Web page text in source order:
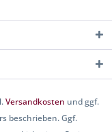
Versandkosten und ggf.
beschrieben. Ggf.